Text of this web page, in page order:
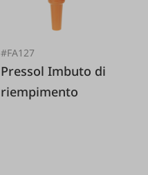
#FA127
Pressol Imbuto di
riempimento